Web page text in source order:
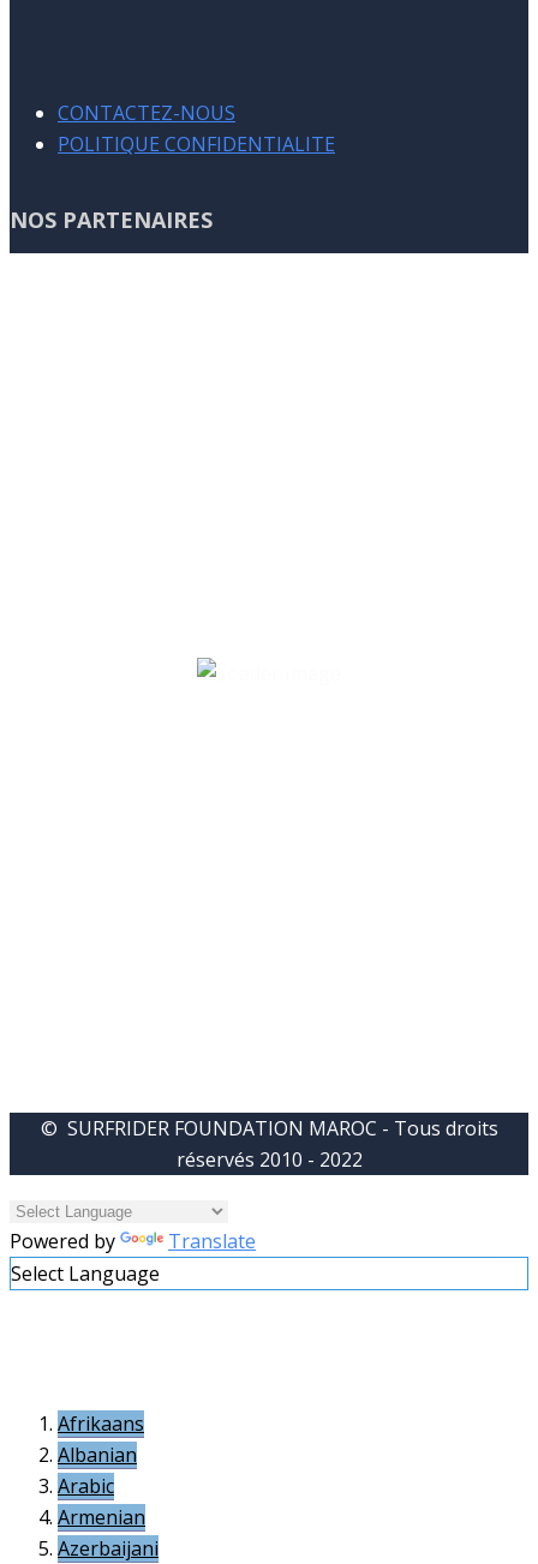
CONTACTEZ-NOUS
POLITIQUE CONFIDENTIALITE
NOS PARTENAIRES
© SURFRIDER FOUNDATION MAROC - Tous droits
réservés 2010 - 2022
Powered by
Translate
Select Language
Afrikaans
Albanian
Arabic
Armenian
Azerbaijani